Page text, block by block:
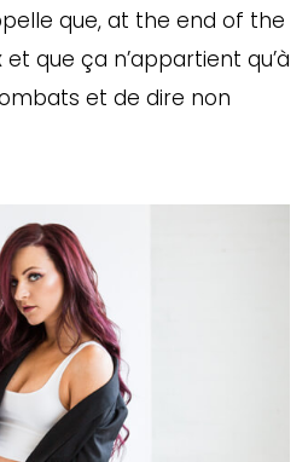
que, at the end of the
que ça n’appartient qu’à
et de dire non